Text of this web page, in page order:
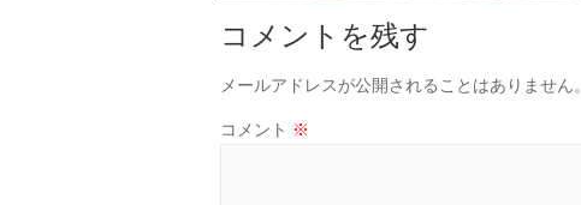
コメントを残す
メールアドレスが公開されることはありません。
コメント ※